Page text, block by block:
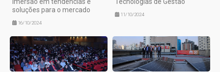
soluções para o mercado
16/10/2024
11/10/2024